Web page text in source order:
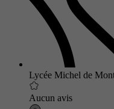
Lycée Michel de
Aucun avis